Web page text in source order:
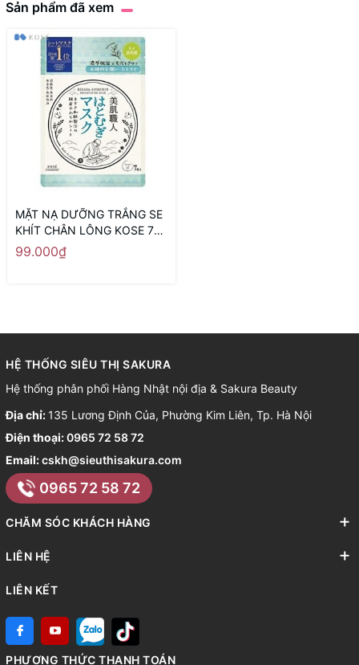
Sản phẩm đã xem
MẶT NẠ DƯỠNG TRẮNG SE
KHÍT CHÂN LÔNG KOSE 7
MIẾNG CHIẾT XUẤT HẠT Ý
99.000₫
HỆ THỐNG SIÊU THỊ SAKURA
Hệ thống phân phối Hàng Nhật nội địa & Sakura Beauty
Địa chỉ: 135 Lương Định Của, Phường Kim Liên, Tp. Hà Nội
Điện thoại:0965 72 58 72
Email:cskh@sieuthisakura.com
0965 72 58 72
CHĂM SÓC KHÁCH HÀNG
LIÊN HỆ
LIÊN KẾT
PHƯƠNG THỨC THANH TOÁN